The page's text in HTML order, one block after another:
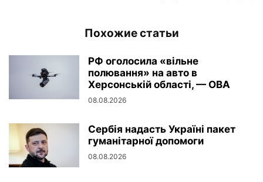
Похожие статьи
РФ оголосила «вільне
полювання» на авто в
Херсонській області, — ОВА
08.08.2026
Сербія надасть Україні пакет
гуманітарної допомоги
08.08.2026